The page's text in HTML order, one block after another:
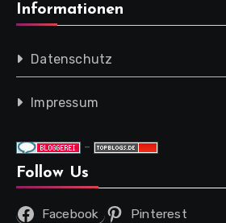
Informationen
Datenschutz
Impressum
-
Follow Us
Facebook Pinterest